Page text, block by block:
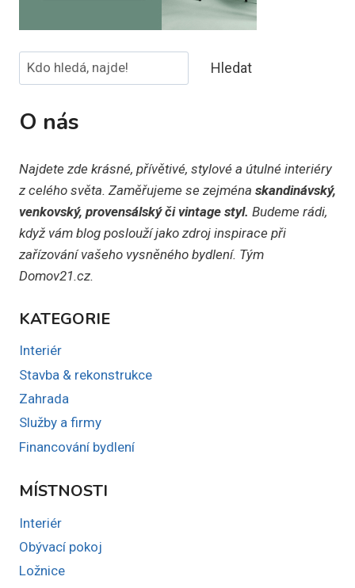
Hledat Hledat
O nás
Najdete zde krásné, přívětivé, stylové a útulné interiéry
z celého světa. Zaměřujeme se zejména skandinávský,
venkovský, provensálský či vintage styl. Budeme rádi,
když vám blog poslouží jako zdroj inspirace při
zařízování vašeho vysněného bydlení. Tým
Domov21.cz.
KATEGORIE
Interiér
Stavba & rekonstrukce
Zahrada
Služby a firmy
Financování bydlení
MÍSTNOSTI
Interiér
Obývací pokoj
Ložnice